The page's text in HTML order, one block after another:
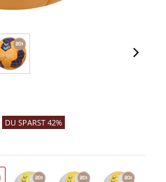
DU SPARST 42%